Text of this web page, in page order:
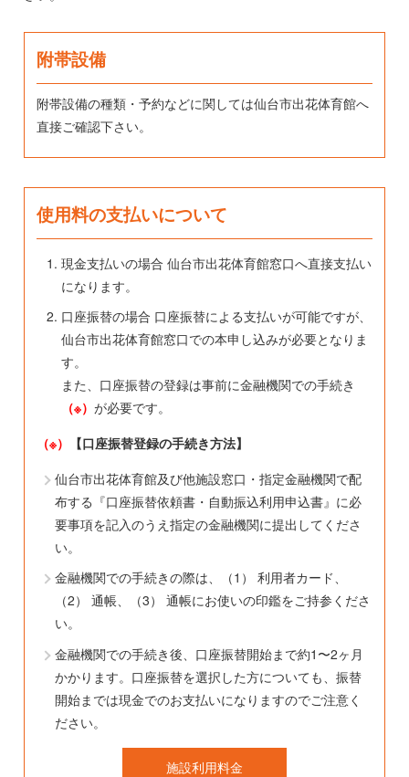
附帯設備
附帯設備の種類・予約などに関しては仙台市出花体育館へ
直接ご確認下さい。
使用料の支払いについて
現金支払いの場合 仙台市出花体育館窓口へ直接支払い
になります。
口座振替の場合 口座振替による支払いが可能ですが、
仙台市出花体育館窓口での本申し込みが必要となりま
す。
また、口座振替の登録は事前に金融機関での手続き
（※） が必要です。
（※）
【口座振替登録の手続き方法】
仙台市出花体育館及び他施設窓口・指定金融機関で配
布する『口座振替依頼書・自動振込利用申込書』に必
要事項を記入のうえ指定の金融機関に提出してくださ
い。
金融機関での手続きの際は、（1） 利用者カード、
（2） 通帳、（3） 通帳にお使いの印鑑をご持参くださ
い。
金融機関での手続き後、口座振替開始まで約1〜2ヶ月
かかります。口座振替を選択した方についても、振替
開始までは現金でのお支払いになりますのでご注意く
ださい。
施設利用料金